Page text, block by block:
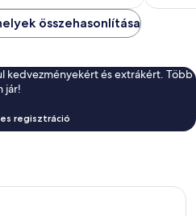
összehasonlítása
kedvezményekért és extrákért. Több
jár!
regisztráció